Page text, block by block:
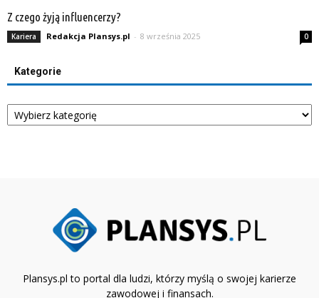
Z czego żyją influencerzy?
Kariera Redakcja Plansys.pl - 8 września 2025 0
Kategorie
Kategorie
Plansys.pl to portal dla ludzi, którzy myślą o swojej karierze
zawodowej i finansach.